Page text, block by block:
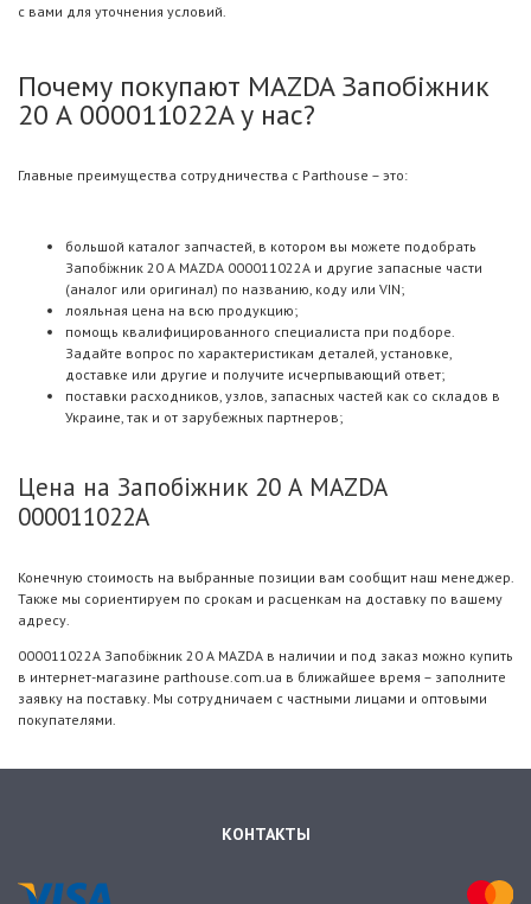
с вами для уточнения условий.
Почему покупают MAZDA Запобіжник
20 А 000011022A у нас?
Главные преимущества сотрудничества с Parthouse – это:
большой каталог запчастей, в котором вы можете подобрать
Запобіжник 20 А MAZDA 000011022A и другие запасные части
(аналог или оригинал) по названию, коду или VIN;
лояльная цена на всю продукцию;
помощь квалифицированного специалиста при подборе.
Задайте вопрос по характеристикам деталей, установке,
доставке или другие и получите исчерпывающий ответ;
поставки расходников, узлов, запасных частей как со складов в
Украине, так и от зарубежных партнеров;
Цена на Запобіжник 20 А MAZDA
000011022A
Конечную стоимость на выбранные позиции вам сообщит наш менеджер.
Также мы сориентируем по срокам и расценкам на доставку по вашему
адресу.
000011022A Запобіжник 20 А MAZDA в наличии и под заказ можно купить
в интернет-магазине parthouse.com.ua в ближайшее время – заполните
заявку на поставку. Мы сотрудничаем с частными лицами и оптовыми
покупателями.
КОНТАКТЫ